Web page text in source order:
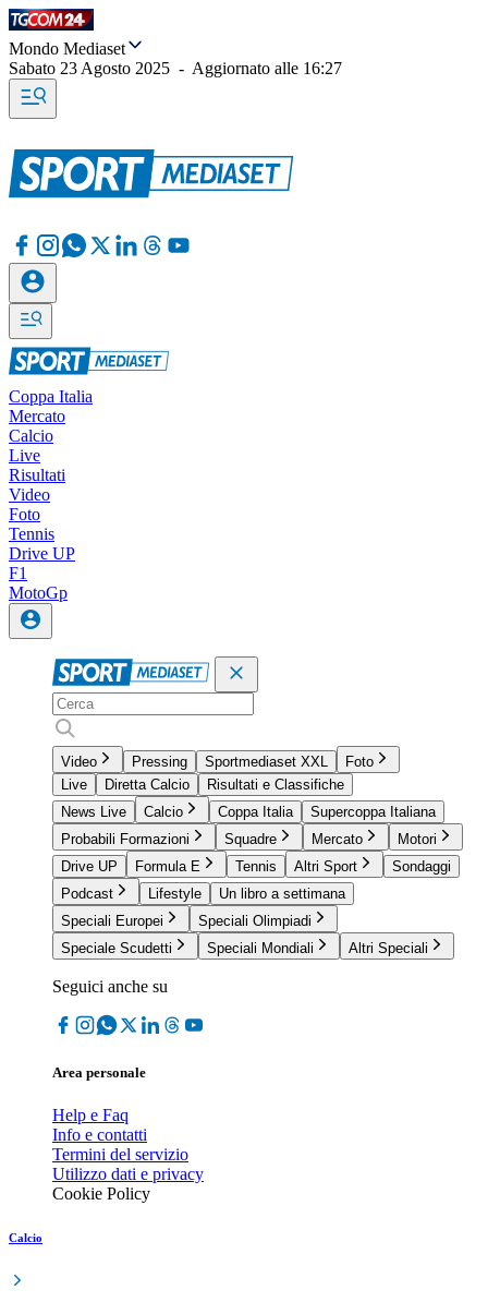
Mondo Mediaset
Sabato 23 Agosto 2025 - Aggiornato alle 16:27
Coppa Italia
Mercato
Calcio
Live
Risultati
Video
Foto
Tennis
Drive UP
F1
MotoGp
Video Pressing Sportmediaset XXL
Foto
Live
Diretta Calcio
Risultati e Classifiche
News Live
Calcio Coppa Italia
Supercoppa Italiana
Probabili Formazioni
Squadre Mercato
Motori
Drive UP
Formula E Tennis Altri Sport
Sondaggi
Podcast
Lifestyle
Un libro a settimana
Speciali Europei
Speciali Olimpiadi
Speciale Scudetti
Speciali Mondiali Altri Speciali
Seguici anche su
Area personale
Help e Faq
Info e contatti
Termini del servizio
Utilizzo dati e privacy
Cookie Policy
Calcio